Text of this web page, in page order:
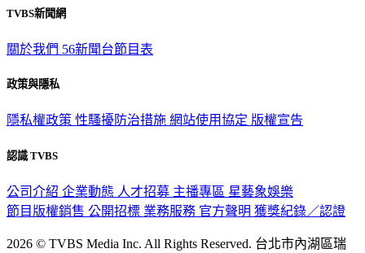
TVBS新聞網
關於我們 56新聞台節目表
政策與隱私
隱私權政策 性騷擾防治措施 網站使用協定 版權宣告
認識 TVBS
公司介紹 企業動態 人才招募 主播專區 星藝象娛樂
節目版權銷售 公開招標 業務服務 官方聲明 獲獎紀錄／認證
2026 © TVBS Media Inc. All Rights Reserved. 台北市內湖區瑞